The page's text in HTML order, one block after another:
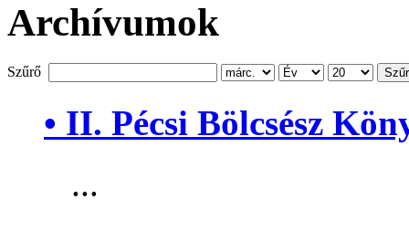
Archívumok
Szűrő
• II. Pécsi Bölcsész
...